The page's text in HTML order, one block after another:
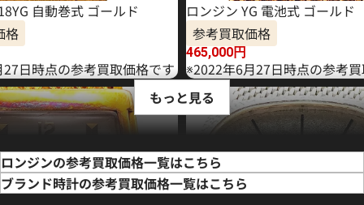
自動巻式 ゴールド
格
日時点の参考買取価格です
ロンジン YG 電池式 ゴールド
参考買取価格
465,000円
※2022年6月27日時点の参考
もっと見る
ロンジンの参考買取価格一覧はこちら
ブランド時計の参考買取価格一覧はこちら